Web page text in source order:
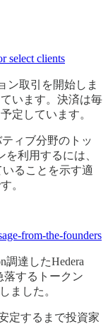
select clients
ン取引を開始しま
います。決済は毎
定しています。
ィブ分野のトッ
利用するには、
ることを示す適
。
from-the-founders
調達したHedera
落するトークン
ました。
定するまで投資家